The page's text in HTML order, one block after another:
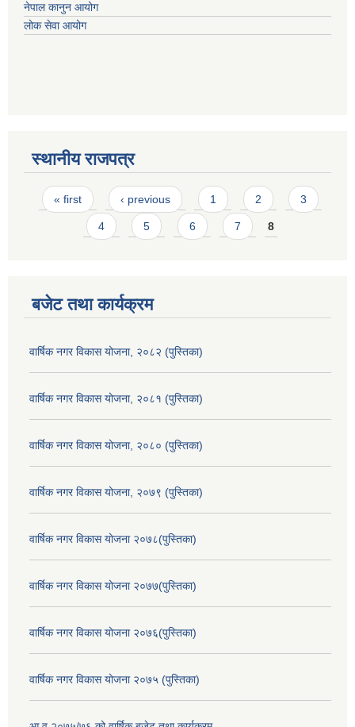
नेपाल कानुन आयोग
लोक सेवा आयोग
स्थानीय राजपत्र
Pages
« first ‹ previous 1 2 3
4 5 6 7 8
बजेट तथा कार्यक्रम
वार्षिक नगर विकास योजना, २०८२ (पुस्तिका)
वार्षिक नगर विकास योजना, २०८१ (पुस्तिका)
वार्षिक नगर विकास योजना, २०८० (पुस्तिका)
वार्षिक नगर विकास योजना, २०७९ (पुस्तिका)
वार्षिक नगर विकास योजना २०७८(पुस्तिका)
वार्षिक नगर विकास योजना २०७७(पुस्तिका)
वार्षिक नगर विकास योजना २०७६(पुस्तिका)
वार्षिक नगर विकास योजना २०७५ (पुस्तिका)